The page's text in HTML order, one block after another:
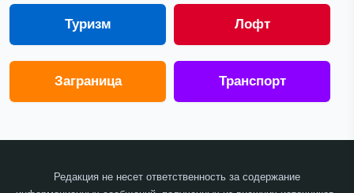
Туризм Лофт
Заграница Транспорт
Редакция не несет ответственность за содержание